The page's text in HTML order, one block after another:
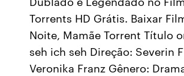
Torrents HD Grátis. Baixar
Noite, Mamãe Torrent Título
seh ich seh Direção: Severin
Veronika Franz Gênero: